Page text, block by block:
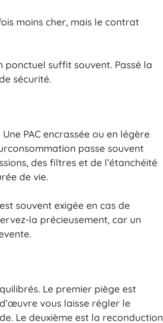
moins cher, mais le contrat
ponctuel suffit souvent. Passé la
sécurité.
PAC encrassée ou en légère
passe souvent
des filtres et de l’étanchéité
de vie.
souvent exigée en cas de
la précieusement, car un
Le premier piège est
vous laisse régler le
Le deuxième est la reconduction